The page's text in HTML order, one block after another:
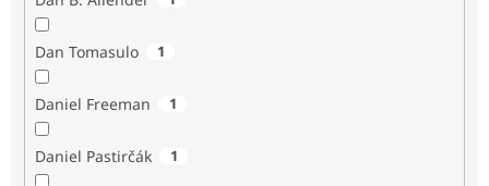
Dan Tomasulo 1
Daniel Freeman 1
Daniel Pastirčák 1